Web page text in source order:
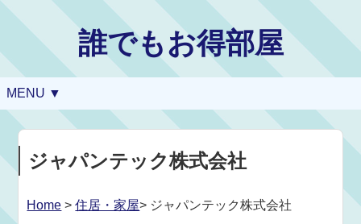
誰でもお得部屋
MENU ▼
ジャパンテック株式会社
Home >住居・家屋> ジャパンテック株式会社